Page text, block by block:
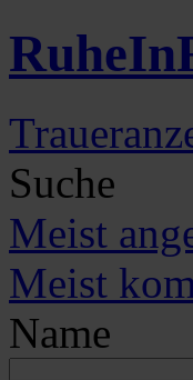
RuheIn
Suche
Meist
Meist
Name